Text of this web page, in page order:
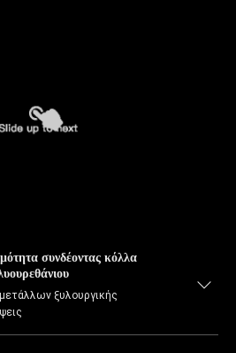
συνδέοντας κόλλα
ξυλουργικής